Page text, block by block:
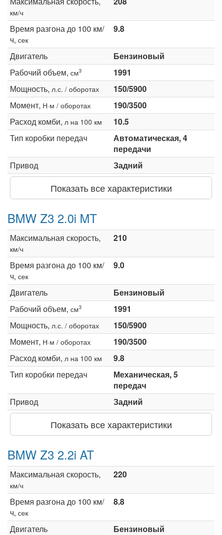
км/ч
Время разгона до 100 км/
ч, сек
9.8
Двигатель
Бензиновый
Рабочий объем, см3
1991
Мощность, л.с. / оборотах
150/5900
Момент, Н·м / оборотах
190/3500
Расход комби, л на 100 км
10.5
Тип коробки передач
Автоматическая, 4
передачи
Привод
Задний
Показать все характеристики
BMW Z3 2.0i MT
Максимальная скорость,
км/ч
210
Время разгона до 100 км/
ч, сек
9.0
Двигатель
Бензиновый
Рабочий объем, см3
1991
Мощность, л.с. / оборотах
150/5900
Момент, Н·м / оборотах
190/3500
Расход комби, л на 100 км
9.8
Тип коробки передач
Механическая, 5
передач
Привод
Задний
Показать все характеристики
BMW Z3 2.2i AT
Максимальная скорость,
км/ч
220
Время разгона до 100 км/
ч, сек
8.8
Двигатель
Бензиновый